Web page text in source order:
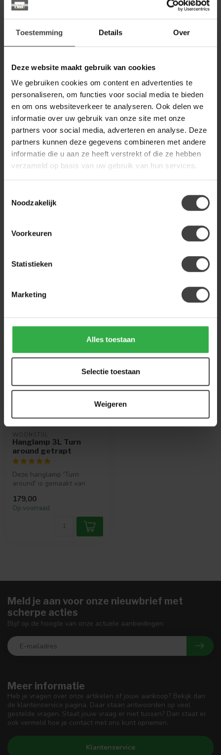
Toestemming Details Over
Deze website maakt gebruik van cookies
We gebruiken cookies om content en advertenties te
personaliseren, om functies voor social media te bieden
en om ons websiteverkeer te analyseren. Ook delen we
informatie over uw gebruik van onze site met onze
partners voor social media, adverteren en analyse. Deze
partners kunnen deze gegevens combineren met andere
informatie die u aan ze heeft verstrekt of die ze hebben
verzameld op basis van uw gebruik van hun services.
Noodzakelijk
Voorkeuren
Statistieken
Marketing
Alles toestaan
Selectie toestaan
Weigeren
WOONSTIJL
around
Op voorraad
WOONSTIJL
WoonStijl Hanglamp 1L Turn
around
Op voorraad
59,90
WOONSTIJL
WoonStijl Hanglamp 4L Turn
square / Charcoal
199,00
149,00
Heb je een vraag over dit product?
Of heb je hulp nodig bij de bestelling? Neem
+31 224 850
WOONSTIJL
Hanglamp 3L Turn
around getrapt
Deze hanglamp 'Turn
around' is gemaakt van
finish. De bu...
179,00
Op voorraad
Meer informatie
Heb je vragen over onze artikelen of jouw aankoop? Bekijk dan
de klantenservice pagina. Daar staan antwoorden op veel
gestelde vragen. Staat jouw vraag er niet tussen? Dan staat er
ook vermeld hoe je contact met ons kunt opnemen.
Klantenservice
Meld je aan voor onze nieuwbrief met
scherpe acties
Blijf op de hoogte van onze actuele aanbiedingen